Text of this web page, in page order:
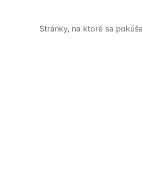
Stránky, na ktoré sa